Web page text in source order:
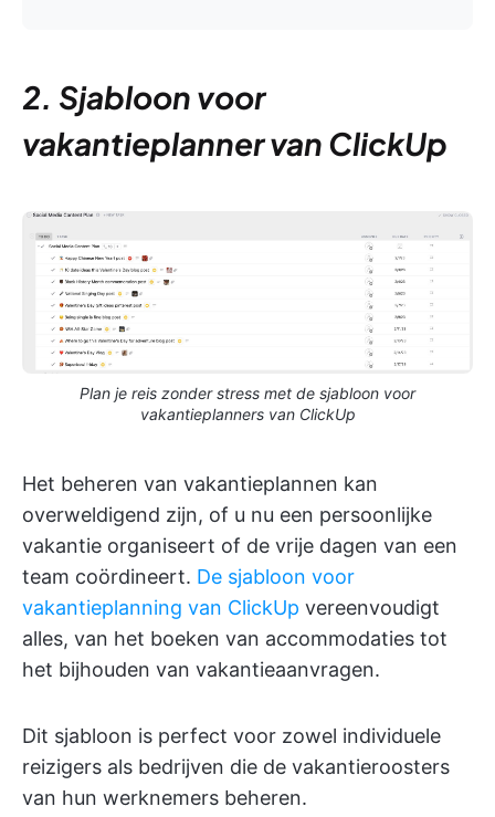
2. Sjabloon voor
vakantieplanner van ClickUp
Plan je reis zonder stress met de sjabloon voor
vakantieplanners van ClickUp
Het beheren van vakantieplannen kan
overweldigend zijn, of u nu een persoonlijke
vakantie organiseert of de vrije dagen van een
team coördineert. De sjabloon voor
vakantieplanning van ClickUp vereenvoudigt
alles, van het boeken van accommodaties tot
het bijhouden van vakantieaanvragen.
Dit sjabloon is perfect voor zowel individuele
reizigers als bedrijven die de vakantieroosters
van hun werknemers beheren.